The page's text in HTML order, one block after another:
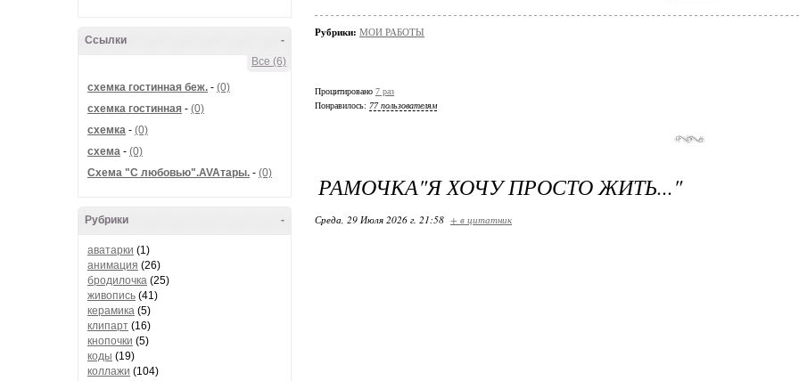
-
Ссылки
Все (6)
схемка гостинная беж. - (0)
схемка гостинная - (0)
схемка - (0)
схема - (0)
Схема "С любовью".AVAтары. - (0)
-
Рубрики
аватарки (1)
анимация (26)
бродилочка (25)
живопись (41)
керамика (5)
клипарт (16)
кнопочки (5)
коды (19)
коллажи (104)
Рубрики: МОИ РАБОТЫ
Процитировано 7 раз
Понравилось: 77 пользователям
РАМОЧКА"Я ХОЧУ ПРОСТО ЖИТЬ..."
Среда, 29 Июля 2026 г. 21:58 + в цитатник